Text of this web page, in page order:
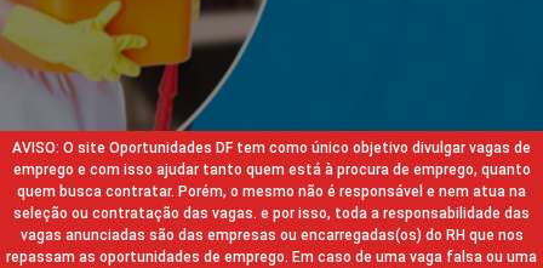
AVISO: O site Oportunidades DF tem como único objetivo divulgar vagas de
emprego e com isso ajudar tanto quem está à procura de emprego, quanto
quem busca contratar. Porém, o mesmo não é responsável e nem atua na
seleção ou contratação das vagas. e por isso, toda a responsabilidade das
vagas anunciadas são das empresas ou encarregadas(os) do RH que nos
repassam as oportunidades de emprego. Em caso de uma vaga falsa ou uma